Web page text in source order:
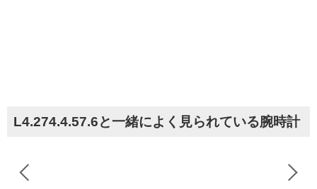
L4.274.4.57.6と一緒によく見られている腕時計